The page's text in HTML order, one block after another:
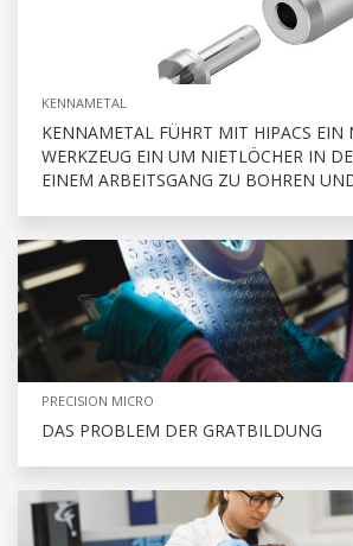
KENNAMETAL
KENNAMETAL FÜHRT MIT HIPACS EIN
WERKZEUG EIN UM NIETLÖCHER IN
EINEM ARBEITSGANG ZU BOHREN
PRECISION MICRO
DAS PROBLEM DER GRATBILDUNG